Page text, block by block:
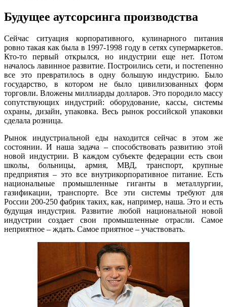
Будущее аутсорсинга производства
Сейчас ситуация корпоративного, кулинарного питания
ровно такая как была в 1997-1998 году в сетях супермаркетов.
Кто-то первый открылся, но индустрии еще нет. Потом
началось лавинное развитие. Построились сети, и постепенно
все это превратилось в одну большую индустрию. Было
государство, в котором не было цивилизованных форм
торговли. Вложены миллиарды долларов. Это породило массу
сопутствующих индустрий: оборудование, кассы, системы
охраны, дизайн, упаковка. Весь рынок российской упаковки
сделала розница.
Рынок индустриальной еды находится сейчас в этом же
состоянии. И наша задача – способствовать развитию этой
новой индустрии. В каждом субъекте федерации есть свои
школы, больницы, армия, МВД, транспорт, крупные
предприятия – это все внутрикорпоративное питание. Есть
национальные промышленные гиганты в металлургии,
газификации, транспорте. Все эти системы требуют для
России 200-250 фабрик таких, как, например, наша. Это и есть
будущая индустрия. Развитие любой национальной новой
индустрии создает свои промышленные отрасли. Самое
неприятное – ждать. Самое приятное – участвовать.